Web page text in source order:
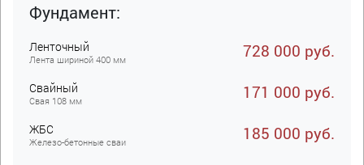
Фундамент:
Ленточный
Лента шириной 400 мм 728 000 руб.
Свайный
Свая 108 мм 171 000 руб.
ЖБC
Железо-бетонные сваи 185 000 руб.